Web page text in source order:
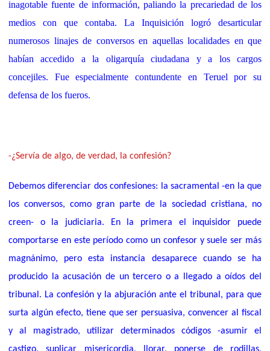
inagotable fuente de información, paliando la precariedad de los
medios con que contaba. La Inquisición logró desarticular
numerosos linajes de conversos en aquellas localidades en que
habían accedido a la oligarquía ciudadana y a los cargos
concejiles. Fue especialmente contundente en Teruel por su
defensa de los fueros.
-¿Servía de algo, de verdad, la confesión?
Debemos diferenciar dos confesiones: la sacramental -en la que
los conversos, como gran parte de la sociedad cristiana, no
creen- o la judiciaria. En la primera el inquisidor puede
comportarse en este período como un confesor y suele ser más
magnánimo, pero esta instancia desaparece cuando se ha
producido la acusación de un tercero o a llegado a oídos del
tribunal. La confesión y la abjuración ante el tribunal, para que
surta algún efecto, tiene que ser persuasiva, convencer al fiscal
y al magistrado, utilizar determinados códigos -asumir el
castigo, suplicar misericordia, llorar, ponerse de rodillas,